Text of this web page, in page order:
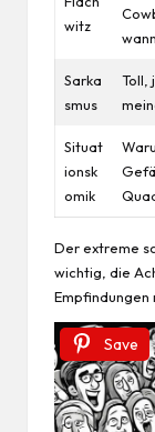
witz
Sarka
smus
Toll,
Situat
ionsk
omik
Der extreme
wichtig, die
Empfindungen
Save